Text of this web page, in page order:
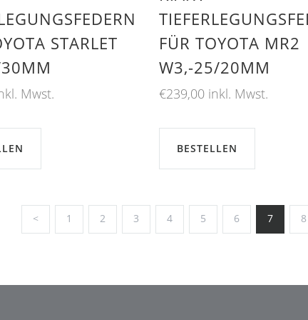
STARLET
Mwst.
FÜR TOYOTA MR2
W3,-25/20MM
€239,00 inkl. Mwst.
BESTELLEN
< 1 2 3 4 5 6 7 8